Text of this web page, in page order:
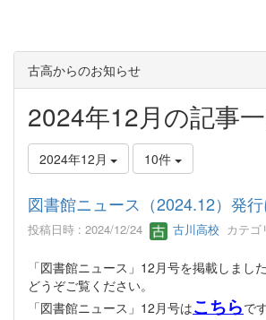
古高からのお知らせ
2024年12月の記事
2024年12月 10件
図書館ニュース（2024.12）発
投稿日時 : 2024/12/24 古川高校 カテゴ
「図書館ニュース」12月号を掲載しました
どうぞご覧ください。
「図書館ニュース」12月号はこちらで